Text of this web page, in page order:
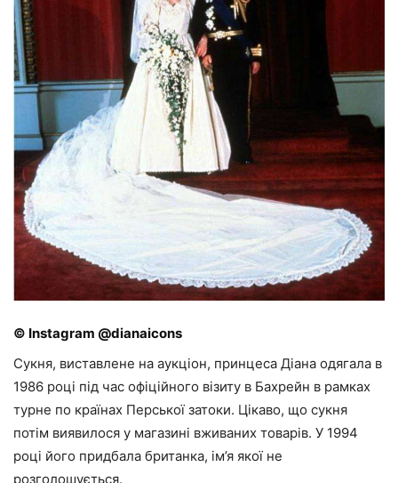
© Instagram @dianaicons
Сукня, виставлене на аукціон, принцеса Діана одягала в
1986 році під час офіційного візиту в Бахрейн в рамках
турне по країнах Перської затоки. Цікаво, що сукня
потім виявилося у магазині вживаних товарів. У 1994
році його придбала британка, ім’я якої не
розголошується.